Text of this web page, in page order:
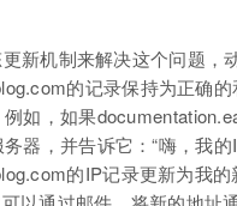
新机制来解决这个问题，
的记录保持为正确
如，如果
器，并告诉它：“嗨，我
的IP记录更新为我